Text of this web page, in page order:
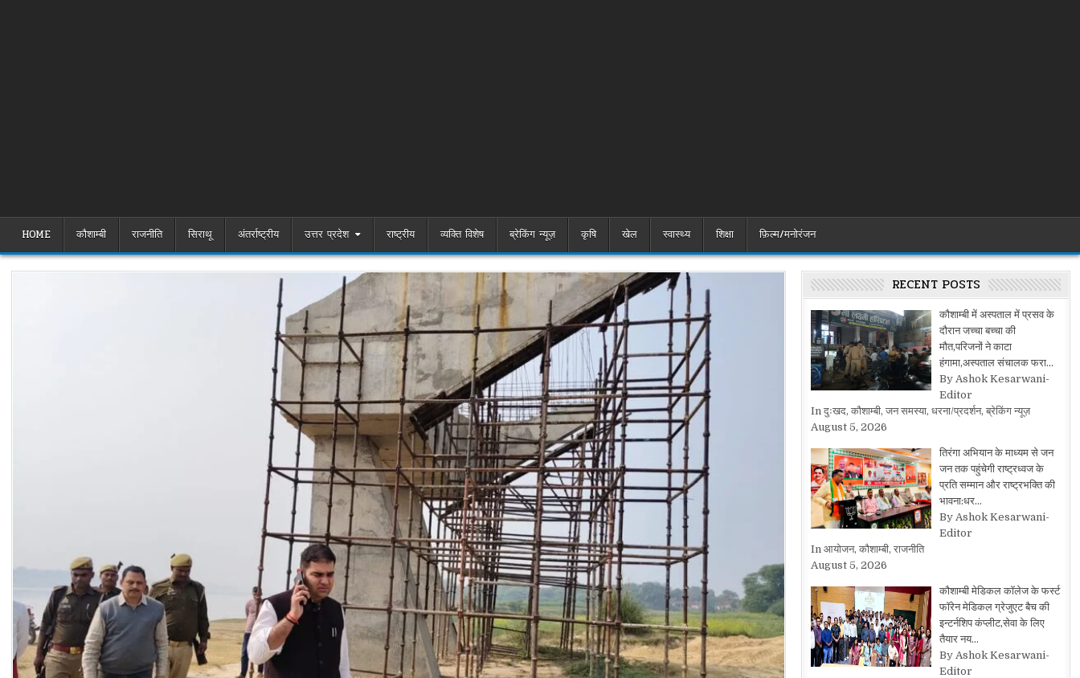
HOME कौशाम्बी राजनीति सिराथू अंतर्राष्ट्रीय उत्तर प्रदेश राष्ट्रीय व्यक्ति विशेष ब्रेकिंग न्यूज़ कृषि खेल स्वास्थ्य शिक्षा फ़िल्म/मनोरंजन
RECENT POSTS
कौशाम्बी में अस्पताल में प्रसव के
दौरान जच्चा बच्चा की
मौत,परिजनों ने काटा
हंगामा,अस्पताल संचालक फरा…
By Ashok Kesarwani-
Editor
In दुःखद, कौशाम्बी, जन समस्या, धरना/प्रदर्शन, ब्रेकिंग न्यूज़
August 5, 2026
तिरंगा अभियान के माध्यम से जन
जन तक पहुंचेगी राष्ट्रध्वज के
प्रति सम्मान और राष्ट्रभक्ति की
भावना:धर…
By Ashok Kesarwani-
Editor
In आयोजन, कौशाम्बी, राजनीति
August 5, 2026
कौशाम्बी मेडिकल कॉलेज के फर्स्ट
फॉरेन मेडिकल ग्रेजुएट बैच की
इन्टर्नशिप कंप्लीट,सेवा के लिए
तैयार नय…
By Ashok Kesarwani-
Editor